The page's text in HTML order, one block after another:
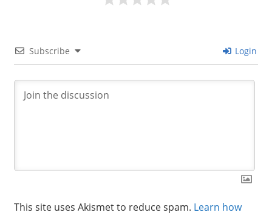
Subscribe Login
This site uses Akismet to reduce spam. Learn how